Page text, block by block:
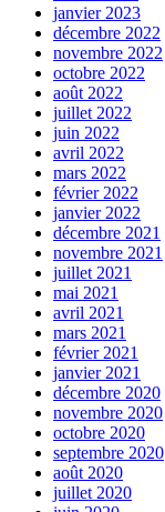
janvier 2023
décembre 2022
novembre 2022
octobre 2022
août 2022
juillet 2022
juin 2022
avril 2022
mars 2022
février 2022
janvier 2022
décembre 2021
novembre 2021
juillet 2021
mai 2021
avril 2021
mars 2021
février 2021
janvier 2021
décembre 2020
novembre 2020
octobre 2020
septembre 2020
août 2020
juillet 2020